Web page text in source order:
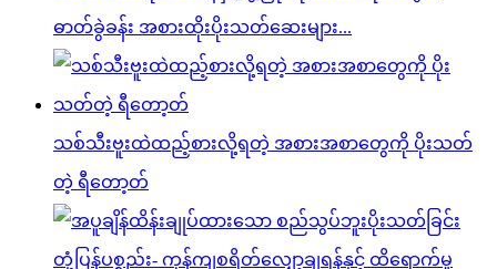
ဓာတ်ခွဲခန်း အစားထိုးပိုးသတ်ဆေးများ...
သစ်သီးဗူးထဲထည့်စားလို့ရတဲ့ အစားအစာတွေကို ပိုးသတ်
တဲ့ ရီတော့တ်